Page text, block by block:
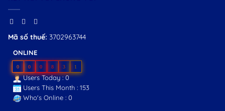
Mã số thuế: 3702963744
ONLINE
0 0 0 8 3 1
Users Today : 0
Users This Month : 153
Who's Online : 0